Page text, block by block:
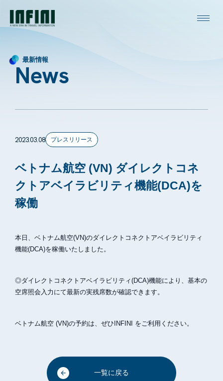
最新情報
News
2023.03.08 プレスリリース
ベトナム航空 (VN) ダイレクトコネ
クトアベイラビリティ機能(DCA)を
稼働
本日、ベトナム航空(VN)のダイレクトコネクトアベイラビリティ
機能(DCA)を稼働いたしました。
◎ダイレクトコネクトアベイラビリティ(DCA)機能により、基本の
空席照会入力にて最新の実残席数が確認できます。
ベトナム航空 (VN)の予約は、ぜひINFINI をご利用ください。
一覧に戻る